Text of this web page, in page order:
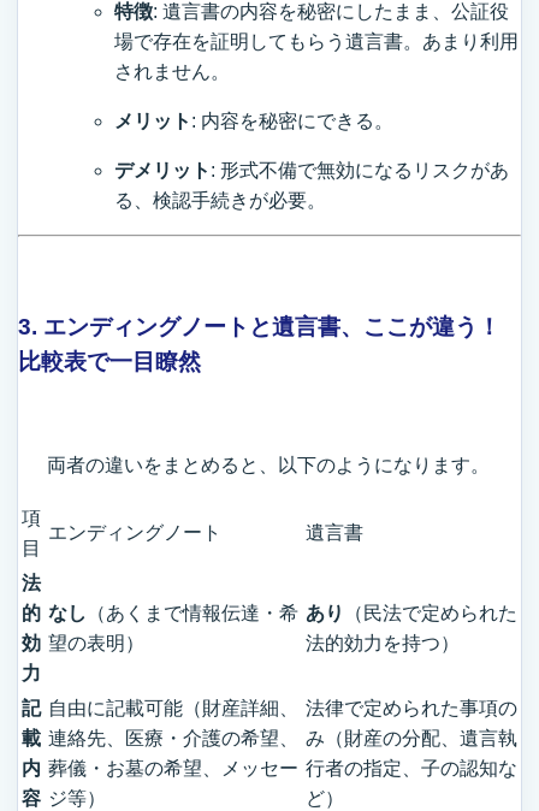
特徴: 遺言書の内容を秘密にしたまま、公証役
場で存在を証明してもらう遺言書。あまり利用
されません。
メリット : 内容を秘密にできる。
デメリット : 形式不備で無効になるリスクがあ
る、検認手続きが必要。
3. エンディングノートと遺言書、ここが違う！
比較表で一目瞭然
両者の違いをまとめると、以下のようになります。
項
目
エンディングノート 遺言書
法
的
効
力
なし
（あくまで情報伝達・希
望の表明）
あり
（民法で定められた
法的効力を持つ）
記
載
内
容
自由に記載可能（財産詳細、
連絡先、医療・介護の希望、
葬儀・お墓の希望、メッセー
ジ等）
法律で定められた事項の
み（財産の分配、遺言執
行者の指定、子の認知な
ど）